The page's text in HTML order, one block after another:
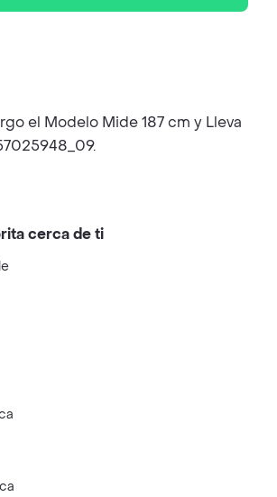
el Modelo Mide 187 cm y Lleva
cerca de ti